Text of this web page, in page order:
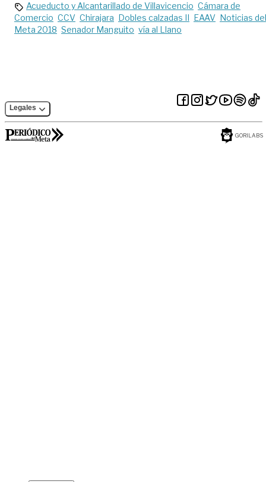
Acueducto y Alcantarillado de Villavicencio Cámara de
Comercio CCV Chirajara Dobles calzadas II EAAV Noticias del
Meta 2018 Senador Manguito vía al Llano
Legales
GORILABS